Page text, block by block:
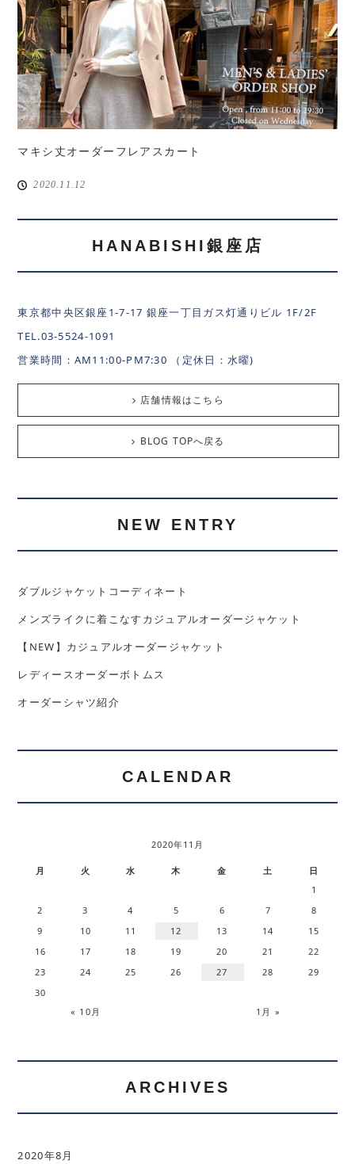
マキシ丈オーダーフレアスカート
2020.11.12
HANABISHI銀座店
東京都中央区銀座1-7-17 銀座一丁目ガス灯通りビル 1F/2F
TEL.03-5524-1091
営業時間：AM11:00-PM7:30 （定休日：水曜)
店舗情報はこちら
BLOG TOPへ戻る
NEW ENTRY
ダブルジャケットコーディネート
メンズライクに着こなすカジュアルオーダージャケット
【NEW】カジュアルオーダージャケット
レディースオーダーボトムス
オーダーシャツ紹介
CALENDAR
2020年11月
月 火 水 木 金 土 日
« 10月 1月 »
1
2
3 4 5 6 7
8
9
10 11 12 13 14
15
16
17 18 19 20 21
22
23
24 25 26 27 28
29
30
ARCHIVES
2020年8月